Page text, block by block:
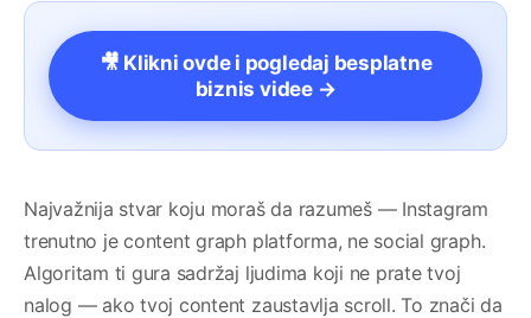
🎥 Klikni ovde i pogledaj besplatne
biznis videe →
Najvažnija stvar koju moraš da razumeš — Instagram
trenutno je content graph platforma, ne social graph.
Algoritam ti gura sadržaj ljudima koji ne prate tvoj
nalog — ako tvoj content zaustavlja scroll. To znači da